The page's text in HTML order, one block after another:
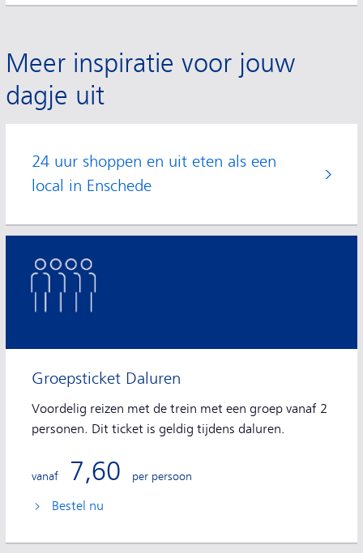
Meer inspiratie voor jouw
dagje uit
24 uur shoppen en uit eten als een
local in Enschede
Groepsticket Daluren
Voordelig reizen met de trein met een groep vanaf 2
personen. Dit ticket is geldig tijdens daluren.
vanaf 7,60 per persoon
Bestel nu